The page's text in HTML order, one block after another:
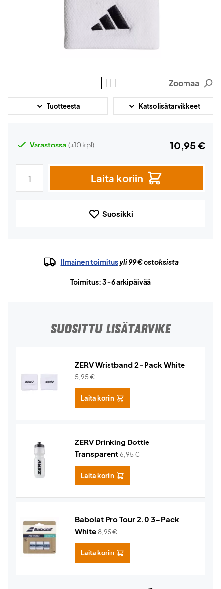
Zoomaa
Tuotteesta Katso lisätarvikkeet
Varastossa (+10 kpl) 10,95 €
Laita koriin
Suosikki
Ilmainen toimitusyli 99 € ostoksista
Toimitus: 3-6 arkipäivää
SUOSITTU LISÄTARVIKE
ZERV Wristband 2-Pack White
5,95€
Laita koriin
ZERV Drinking Bottle
Transparent6,95€
Laita koriin
Babolat Pro Tour 2.0 3-Pack
White 8,95€
Laita koriin